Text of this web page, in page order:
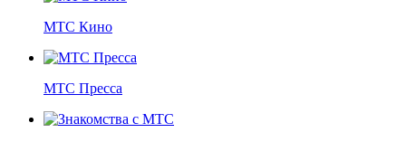
МТС Кино
МТС Пресса